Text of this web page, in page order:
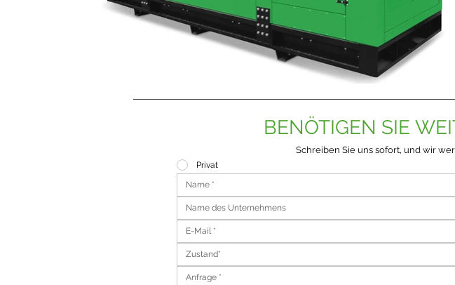
BENÖTIGEN SIE
Schreiben Sie uns sofort, und wir
Privat
Zustand*